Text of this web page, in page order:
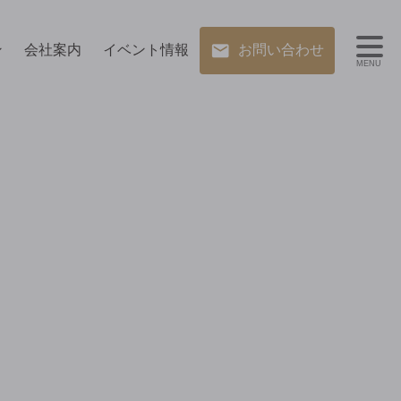
会社案内 イベント情報 お問い合わせ
MENU